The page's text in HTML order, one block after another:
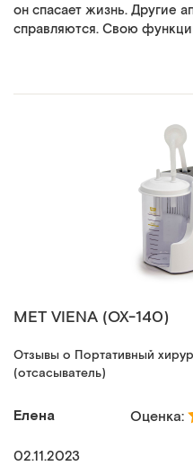
он спасает жизнь. Другие
справляются. Свою
MET VIENA (ОХ-140)
Отзывы о Портативный
(отсасыватель)
Елена Оценка:
02.11.2023